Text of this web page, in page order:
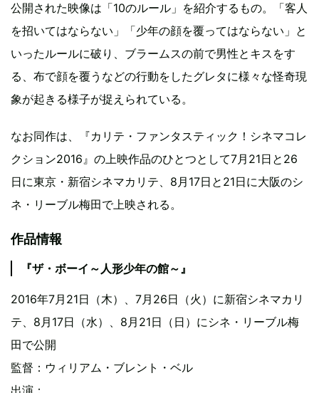
公開された映像は「10のルール」を紹介するもの。「客人
を招いてはならない」「少年の顔を覆ってはならない」と
いったルールに破り、ブラームスの前で男性とキスをす
る、布で顔を覆うなどの行動をしたグレタに様々な怪奇現
象が起きる様子が捉えられている。
なお同作は、『カリテ・ファンタスティック！シネマコレ
クション2016』の上映作品のひとつとして7月21日と26
日に東京・新宿シネマカリテ、8月17日と21日に大阪のシ
ネ・リーブル梅田で上映される。
作品情報
『ザ・ボーイ～人形少年の館～』
2016年7月21日（木）、7月26日（火）に新宿シネマカリ
テ、8月17日（水）、8月21日（日）にシネ・リーブル梅
田で公開
監督：ウィリアム・ブレント・ベル
出演：